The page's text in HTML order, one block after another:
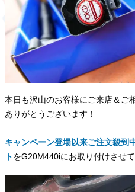
本日も沢山のお客様にご来店＆ご
ありがとうございます！
キャンペーン登場以来ご注文殺到
トをG20M440iにお取り付けさせ